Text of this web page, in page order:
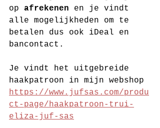
op afrekenen en je vindt
alle mogelijkheden om te
betalen dus ook iDeal en
bancontact.
Je vindt het uitgebreide
haakpatroon in mijn webshop
https://www.jufsas.com/produ
ct-page/haakpatroon-trui-
eliza-juf-sas